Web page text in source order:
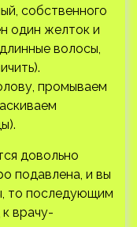
собственного
один желток и
волосы,
промываем
довольно
подавлена, и вы
то последующим
врачу-